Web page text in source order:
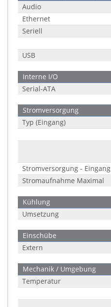
Audio
Ethernet
Seriell
USB
Interne I/O
Serial-ATA
Stromversorgung
Typ (Eingang)
Stromversorgung - Eingang
Stromaufnahme Maximal
Kühlung
Umsetzung
Einschübe
Extern
Mechanik / Umgebung
Temperatur